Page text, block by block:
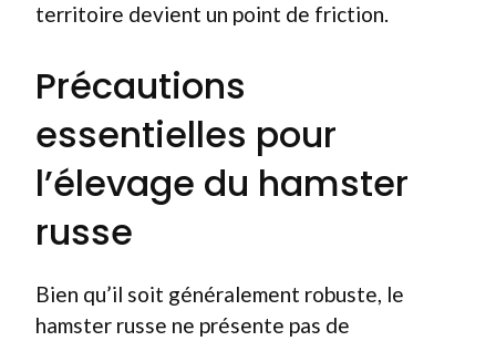
territoire devient un point de friction.
Précautions
essentielles pour
l’élevage du hamster
russe
Bien qu’il soit généralement robuste, le
hamster russe ne présente pas de